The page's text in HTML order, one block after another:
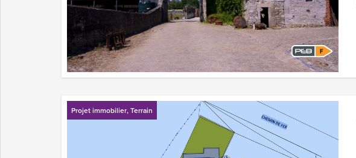
Projet immobilier,Terrain